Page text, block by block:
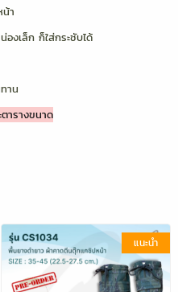
า
งเล็ก ก็ใส่กระชับได้
าน
ตารางขนาด
แนะนำ